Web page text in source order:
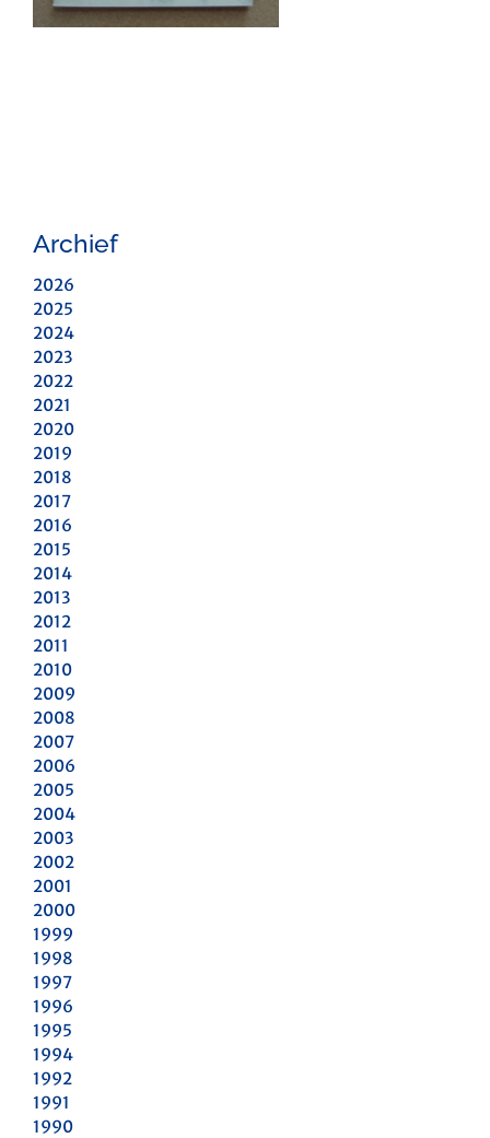
Archief
2026
2025
2024
2023
2022
2021
2020
2019
2018
2017
2016
2015
2014
2013
2012
2011
2010
2009
2008
2007
2006
2005
2004
2003
2002
2001
2000
1999
1998
1997
1996
1995
1994
1992
1991
1990